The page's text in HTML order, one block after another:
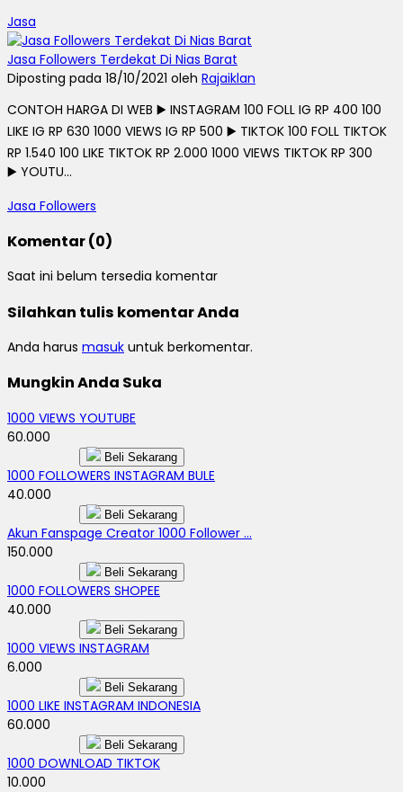
Jasa
Jasa Followers Terdekat Di Nias Barat
Diposting pada 18/10/2021 oleh Rajaiklan
CONTOH HARGA DI WEB ▶️ INSTAGRAM 100 FOLL IG RP 400 100
LIKE IG RP 630 1000 VIEWS IG RP 500 ▶️ TIKTOK 100 FOLL TIKTOK
RP 1.540 100 LIKE TIKTOK RP 2.000 1000 VIEWS TIKTOK RP 300
▶️ YOUTU...
Jasa Followers
Komentar (0)
Saat ini belum tersedia komentar
Silahkan tulis komentar Anda
Anda harus masuk untuk berkomentar.
Mungkin Anda Suka
1000 VIEWS YOUTUBE
60.000
Beli Sekarang
1000 FOLLOWERS INSTAGRAM BULE
40.000
Beli Sekarang
Akun Fanspage Creator 1000 Follower ...
150.000
Beli Sekarang
1000 FOLLOWERS SHOPEE
40.000
Beli Sekarang
1000 VIEWS INSTAGRAM
6.000
Beli Sekarang
1000 LIKE INSTAGRAM INDONESIA
60.000
Beli Sekarang
1000 DOWNLOAD TIKTOK
10.000